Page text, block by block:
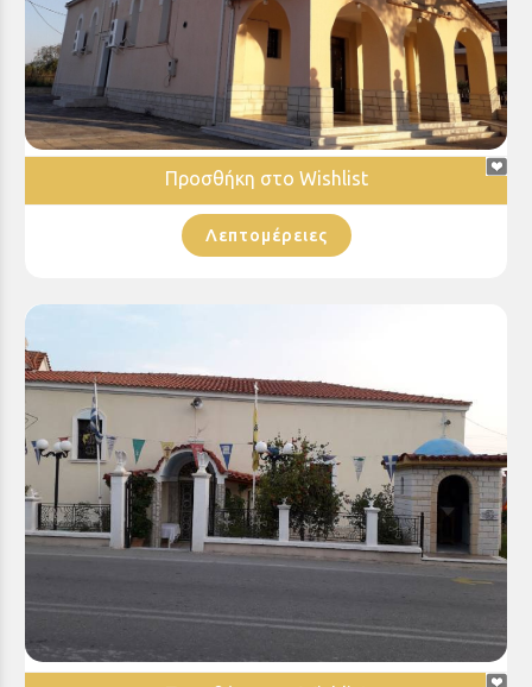
Ιερός Ναός Αγίου Βασιλείου Βαλιμιτίκων Αιγίου
Προσθήκη στο Wishlist
Λεπτομέρειες
Ιερός Ναός Αγίας Βαρβάρας Νικολαιίκων